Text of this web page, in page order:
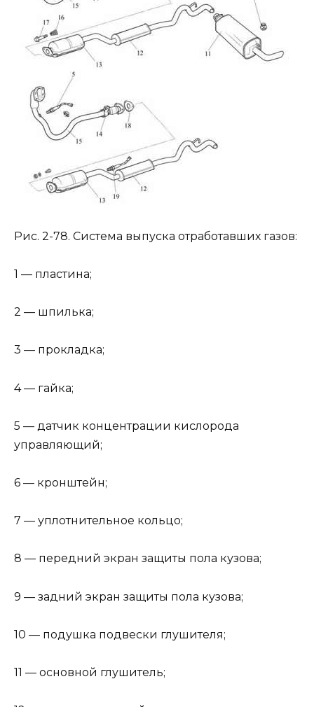
Рис. 2-78. Система выпуска отработавших газов:
1 — пластина;
2 — шпилька;
3 — прокладка;
4 — гайка;
5 — датчик концентрации кислорода
управляющий;
6 — кронштейн;
7 — уплотнительное кольцо;
8 — передний экран защиты пола кузова;
9 — задний экран защиты пола кузова;
10 — подушка подвески глушителя;
11 — основной глушитель;